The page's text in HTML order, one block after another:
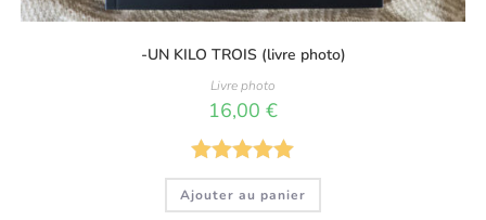
-UN KILO TROIS (livre photo)
Livre photo
16,00 €
Note5.00
sur 5
Ajouter au panier